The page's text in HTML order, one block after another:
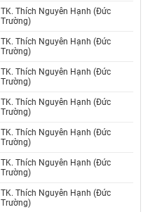
TK. Thích Nguyên Hạnh (Đức
Trường)
TK. Thích Nguyên Hạnh (Đức
Trường)
TK. Thích Nguyên Hạnh (Đức
Trường)
TK. Thích Nguyên Hạnh (Đức
Trường)
TK. Thích Nguyên Hạnh (Đức
Trường)
TK. Thích Nguyên Hạnh (Đức
Trường)
TK. Thích Nguyên Hạnh (Đức
Trường)